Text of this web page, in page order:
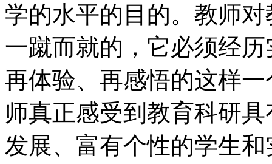
学的水平的目的。教师
一蹴而就的，它必须经
再体验、再感悟的这样
师真正感受到教育科研
发展、富有个性的学生